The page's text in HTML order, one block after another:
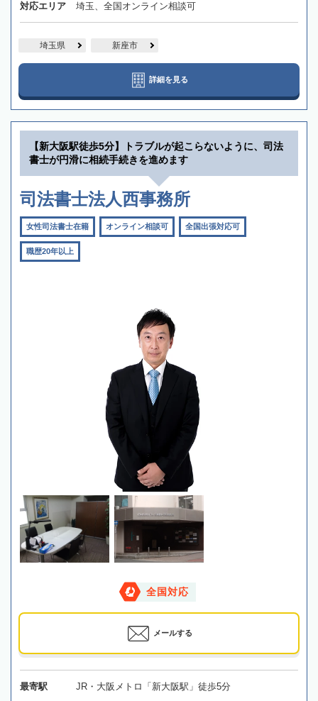
対応エリア 埼玉、全国オンライン相談可
埼玉県 新座市
詳細を見る
【新大阪駅徒歩5分】トラブルが起こらないように、司法
書士が円滑に相続手続きを進めます
司法書士法人西事務所
女性司法書士在籍 オンライン相談可 全国出張対応可
職歴20年以上
全国対応
メールする
最寄駅 JR・大阪メトロ「新大阪駅」徒歩5分